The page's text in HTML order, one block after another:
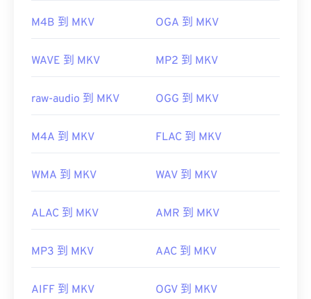
http://www.blu-raydisc.com/en/languagetest.aspx
開發者： Matroska
實用連結：
M4B 到 MKV OGA 到 MKV
WAVE 到 MKV MP2 到 MKV
raw-audio 到 MKV OGG 到 MKV
M4A 到 MKV FLAC 到 MKV
WMA 到 MKV WAV 到 MKV
ALAC 到 MKV AMR 到 MKV
MP3 到 MKV AAC 到 MKV
AIFF 到 MKV OGV 到 MKV